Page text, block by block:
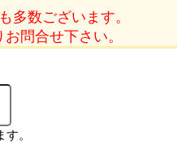
多数ございます。
問合せ下さい。
。